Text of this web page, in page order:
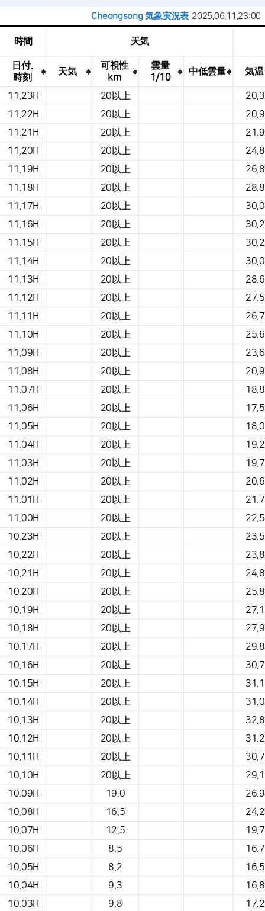
Cheongsong 気象実況表 2025.06.11.23:00
これは、場所、天気、気温、降水量、風、
気圧などを示す気象条件テーブルです。
時間 天気
日付.
時刻
天気
可視性
km
雲量
1/10
中低雲量 気温
11.23H 20以上
20.3
11.22H
20以上
20.9
11.21H
20以上
21.9
11.20H
20以上
24.8
11.19H
20以上
26.8
11.18H
20以上
28.8
11.17H
20以上
30.0
11.16H
20以上
30.2
11.15H
20以上
30.2
11.14H
20以上
30.0
11.13H
20以上
28.6
11.12H
20以上
27.5
11.11H
20以上
26.7
11.10H
20以上
25.6
11.09H
20以上
23.6
11.08H
20以上
20.9
11.07H
20以上
18.8
11.06H
20以上
17.5
11.05H
20以上
18.0
11.04H
20以上
19.2
11.03H
20以上
19.7
11.02H
20以上
20.6
11.01H
20以上
21.7
11.00H
20以上
22.5
10.23H
20以上
23.5
10.22H
20以上
23.8
10.21H
20以上
24.8
10.20H
20以上
25.8
10.19H
20以上
27.1
10.18H
20以上
27.9
10.17H
20以上
29.8
10.16H
20以上
30.7
10.15H
20以上
31.1
10.14H
20以上
31.0
10.13H
20以上
32.8
10.12H
20以上
31.2
10.11H
20以上
30.7
10.10H
20以上
29.1
10.09H
19.0
26.9
10.08H
16.5
24.2
10.07H
12.5
19.7
10.06H
8.5
16.7
10.05H
8.2
16.5
10.04H
9.3
16.8
10.03H
9.8 17.2